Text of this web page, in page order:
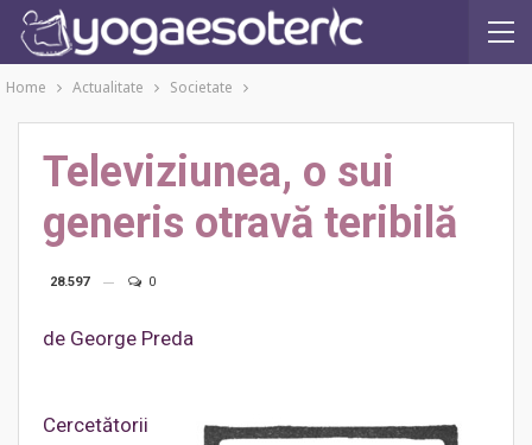
Home Actualitate Societate
Televiziunea, o sui
generis otravă teribilă
28.597 0
de George Preda
Cercetătorii